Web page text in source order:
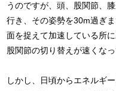
うのですが、頭、股関節、
行き、その姿勢を30m過ぎ
面を捉えて加速している所
股関節の切り替えが速くな
しかし、日頃からエネルギ